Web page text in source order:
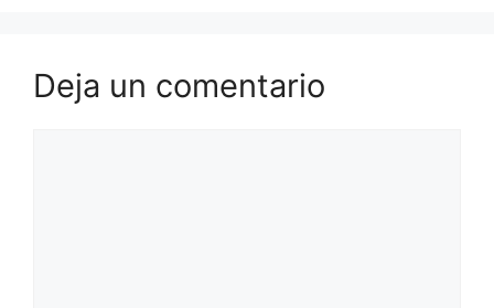
Deja un comentario